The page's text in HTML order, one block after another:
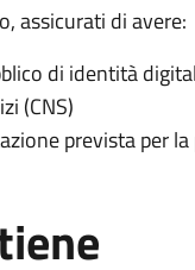
assicurati di avere:
di identità
(CNS)
prevista per